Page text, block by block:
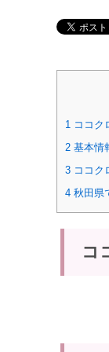
1 ココク
2 基本情
3 ココク
4 秋田県
コ